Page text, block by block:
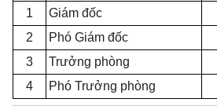
1
Giám đốc
2
Phó Giám đốc
3
Trưởng phòng
4
Phó Trưởng phòng